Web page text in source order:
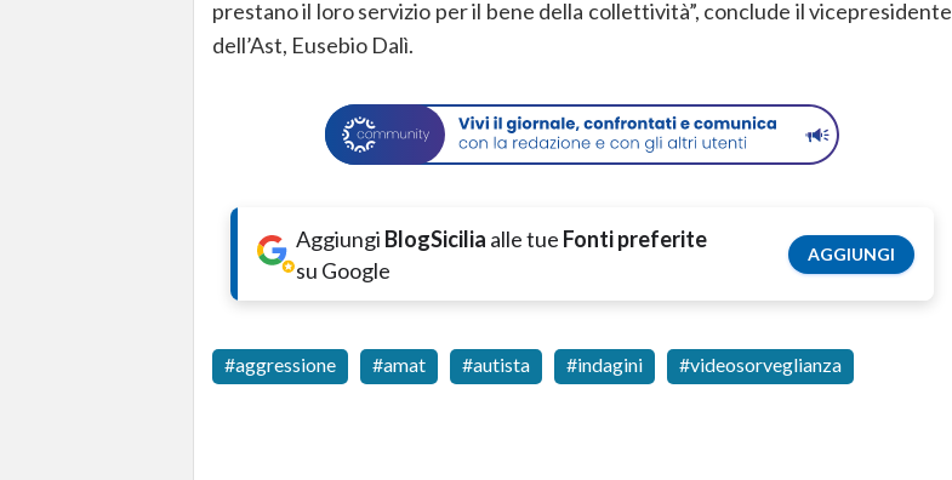
prestano il loro servizio per il bene della collettività”, conclude il vicepresidente
dell’Ast, Eusebio Dalì.
Aggiungi BlogSicilia alle tue Fonti preferite
su Google
AGGIUNGI
aggressione amat autista indagini videosorveglianza